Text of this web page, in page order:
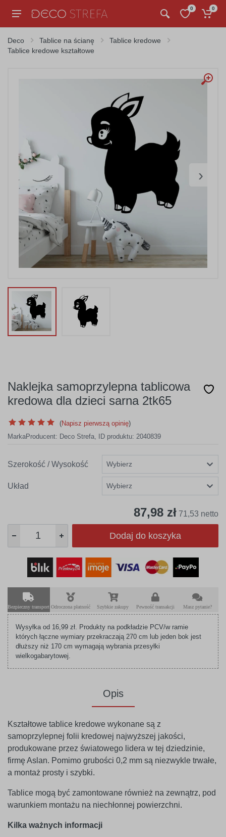
0 0
Deco Tablice na ścianę
Tablice kredowe
Tablice kredowe kształtowe
›
Naklejka samoprzylepna tablicowa
kredowa dla dzieci sarna 2tk65
(Napisz pierwszą opinię)
MarkaProducent: Deco Strefa, ID produktu: 2040839
Szerokość / Wysokość
Układ
87,98 zł 71,53 netto
Dodaj do koszyka
Bezpieczny transport Odroczona płatność Szybkie zakupy Pewność transakcji Masz pytanie?
Wysyłka od 16,99 zł. Produkty na podkładzie PCV/w ramie
których łączne wymiary przekraczają 270 cm lub jeden bok jest
dłuższy niż 170 cm wymagają wybrania przesyłki
wielkogabarytowej.
Opis
Kształtowe tablice kredowe wykonane są z
samoprzylepnej folii kredowej najwyższej jakości,
produkowane przez światowego lidera w tej dziedzinie,
firmę Aslan. Pomimo grubości 0,2 mm są niezwykle trwałe,
a montaż prosty i szybki.
Tablice mogą być zamontowane również na zewnątrz, pod
warunkiem montażu na niechłonnej powierzchni.
Kilka ważnych informacji